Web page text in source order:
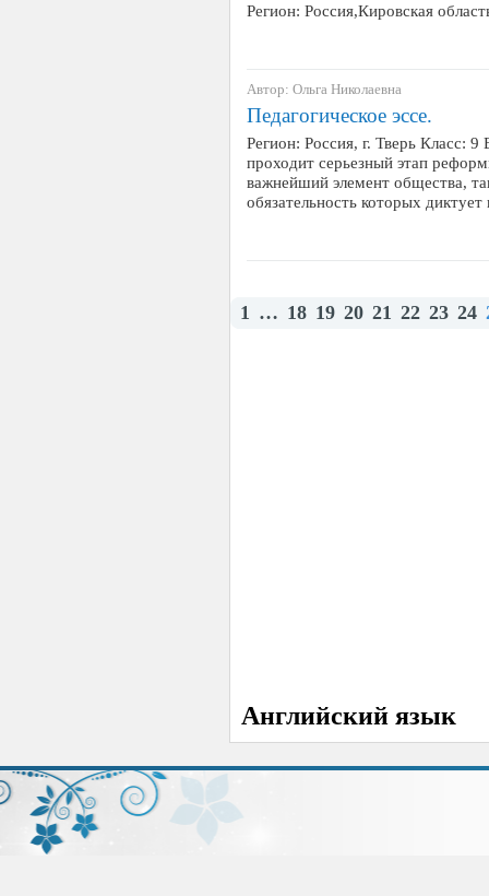
Регион: Россия,Кировская
Автор: Ольга Николаевна
Педагогическое эссе.
Регион: Россия, г. Тверь Класс:
проходит серьезный этап
важнейший элемент общества,
обязательность которых
1 … 18 19 20 21 22 23 24
Английский язык